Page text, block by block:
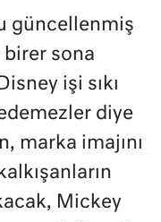
güncellenmiş
sona
işi sıkı
diye
marka imajını
Mickey